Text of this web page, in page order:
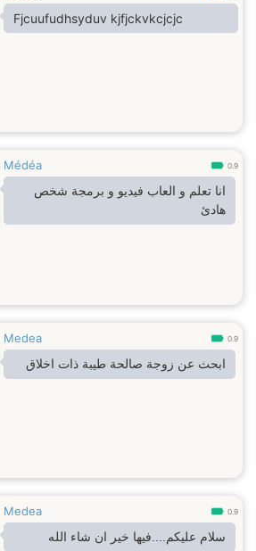
Fjcuufudhsyduv kjfjckvkcjcjc
Médéa 0.9
انا تعلم و العاب فيديو و برمجة شخص
هادئ
Medea 0.9
ابحث عن زوجة صالحة طيبة ذات اخلاق
Medea 0.9
سلام عليكم....فيها خير ان شاء الله